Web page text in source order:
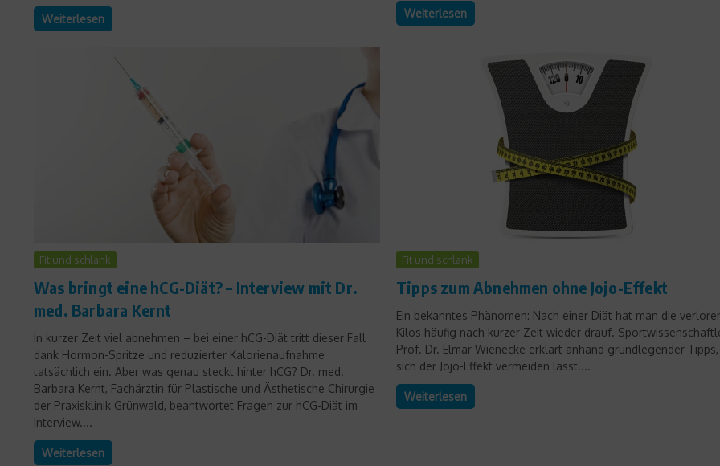
Weiterlesen Weiterlesen
Fit und schlank
Was bringt eine hCG-Diät? – Interview mit Dr.
med. Barbara Kernt
In kurzer Zeit viel abnehmen – bei einer hCG-Diät tritt dieser Fall
dank Hormon-Spritze und reduzierter Kalorienaufnahme
tatsächlich ein. Aber was genau steckt hinter hCG? Dr. med.
Barbara Kernt, Fachärztin für Plastische und Ästhetische Chirurgie
der Praxisklinik Grünwald, beantwortet Fragen zur hCG-Diät im
Interview....
Weiterlesen
Fit und schlank
Tipps zum Abnehmen ohne Jojo-Effekt
Ein bekanntes Phänomen: Nach einer Diät hat man die
Kilos häufig nach kurzer Zeit wieder drauf.
Prof. Dr. Elmar Wienecke erklärt anhand grundlegender
sich der Jojo-Effekt vermeiden lässt....
Weiterlesen
111 Gründe, American
Football zu lieben
22. Juni 2023